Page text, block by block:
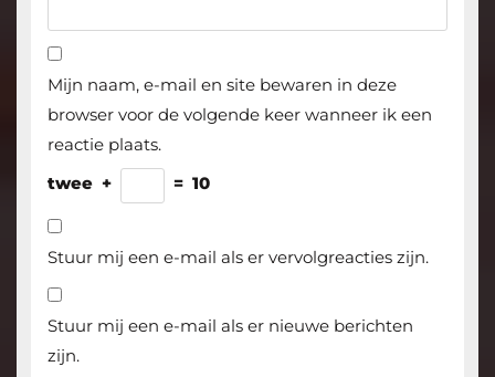
Mijn naam, e-mail en site bewaren in deze
browser voor de volgende keer wanneer ik een
reactie plaats.
twee + = 10
Stuur mij een e-mail als er vervolgreacties zijn.
Stuur mij een e-mail als er nieuwe berichten
zijn.